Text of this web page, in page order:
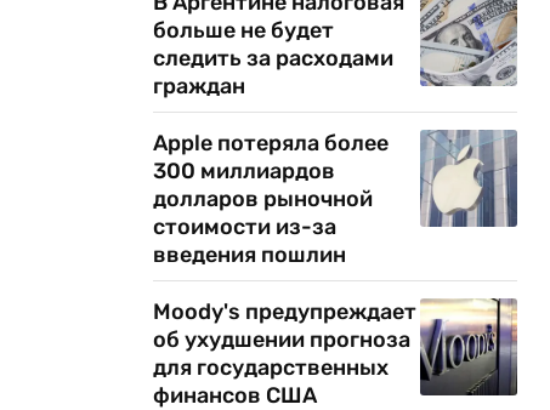
больше не будет
следить за расходами
граждан
Apple потеряла более
300 миллиардов
долларов рыночной
стоимости из-за
введения пошлин
Moody's предупреждает
об ухудшении прогноза
для государственных
финансов США